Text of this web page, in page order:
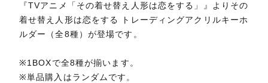
『TVアニメ「その着せ替え人形は恋をする」』よりその
着せ替え人形は恋をする トレーディングアクリルキーホ
ルダー（全8種）が登場です。
※1BOXで全8種が揃います。
※単品購入はランダムです。